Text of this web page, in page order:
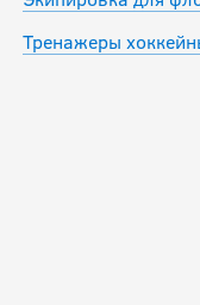
Тренажеры